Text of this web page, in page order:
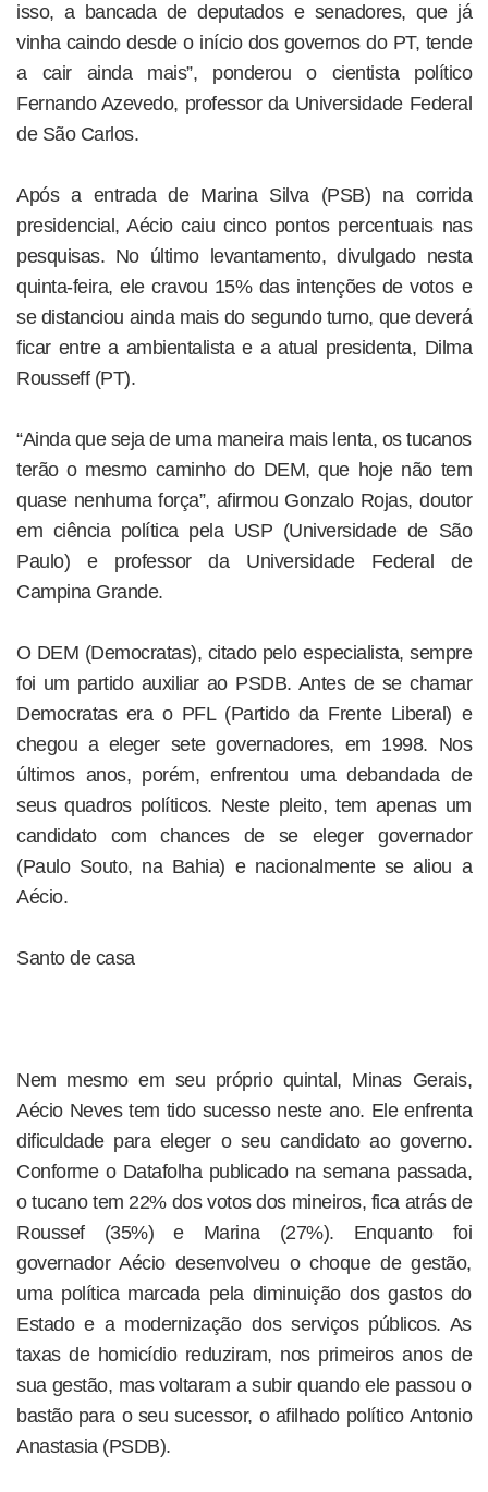
isso, a bancada de deputados e senadores, que já
vinha caindo desde o início dos governos do PT, tende
a cair ainda mais”, ponderou o cientista político
Fernando Azevedo, professor da Universidade Federal
de São Carlos.
Após a entrada de Marina Silva (PSB) na corrida
presidencial, Aécio caiu cinco pontos percentuais nas
pesquisas. No último levantamento, divulgado nesta
quinta-feira, ele cravou 15% das intenções de votos e
se distanciou ainda mais do segundo turno, que deverá
ficar entre a ambientalista e a atual presidenta, Dilma
Rousseff (PT).
“Ainda que seja de uma maneira mais lenta, os tucanos
terão o mesmo caminho do DEM, que hoje não tem
quase nenhuma força”, afirmou Gonzalo Rojas, doutor
em ciência política pela USP (Universidade de São
Paulo) e professor da Universidade Federal de
Campina Grande.
O DEM (Democratas), citado pelo especialista, sempre
foi um partido auxiliar ao PSDB. Antes de se chamar
Democratas era o PFL (Partido da Frente Liberal) e
chegou a eleger sete governadores, em 1998. Nos
últimos anos, porém, enfrentou uma debandada de
seus quadros políticos. Neste pleito, tem apenas um
candidato com chances de se eleger governador
(Paulo Souto, na Bahia) e nacionalmente se aliou a
Aécio.
Santo de casa
Nem mesmo em seu próprio quintal, Minas Gerais,
Aécio Neves tem tido sucesso neste ano. Ele enfrenta
dificuldade para eleger o seu candidato ao governo.
Conforme o Datafolha publicado na semana passada,
o tucano tem 22% dos votos dos mineiros, fica atrás de
Roussef (35%) e Marina (27%). Enquanto foi
governador Aécio desenvolveu o choque de gestão,
uma política marcada pela diminuição dos gastos do
Estado e a modernização dos serviços públicos. As
taxas de homicídio reduziram, nos primeiros anos de
sua gestão, mas voltaram a subir quando ele passou o
bastão para o seu sucessor, o afilhado político Antonio
Anastasia (PSDB).